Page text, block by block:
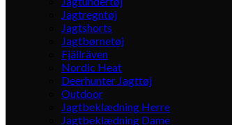
Jagtregntøj
Jagtshorts
Jagtbørnetøj
Fjällräven
Nordic Heat
Deerhunter Jagttøj
Outdoor
Jagtbeklædning Herre
Jagtbeklædning Dame